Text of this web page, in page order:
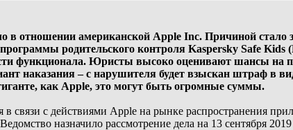
в отношении американской Apple Inc. Причиной стало
родительского контроля Kaspersky Safe Kids
функционала. Юристы высоко оценивают шансы на
наказания – с нарушителя будет взыскан штраф в
как Apple, это могут быть огромные суммы.
с действиями Apple на рынке распространения
назначило рассмотрение дела на 13 сентября 2019